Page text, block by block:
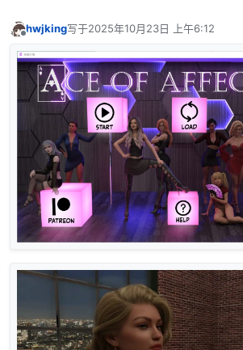
hwjking写于2025年10月23日 上午6:12
最后由 编辑